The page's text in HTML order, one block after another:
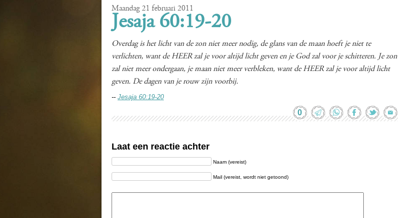
Maandag 21 februari 2011
Jesaja 60:19-20
Overdag is het licht van de zon niet meer nodig, de glans van de maan hoeft je niet te
verlichten, want de HEER zal je voor altijd licht geven en je God zal voor je schitteren. Je zon
zal niet meer ondergaan, je maan niet meer verbleken, want de HEER zal je voor altijd licht
geven. De dagen van je rouw zijn voorbij.
-- Jesaja 60:19-20
0
Laat een reactie achter
Naam (vereist)
Mail (vereist, wordt niet getoond)